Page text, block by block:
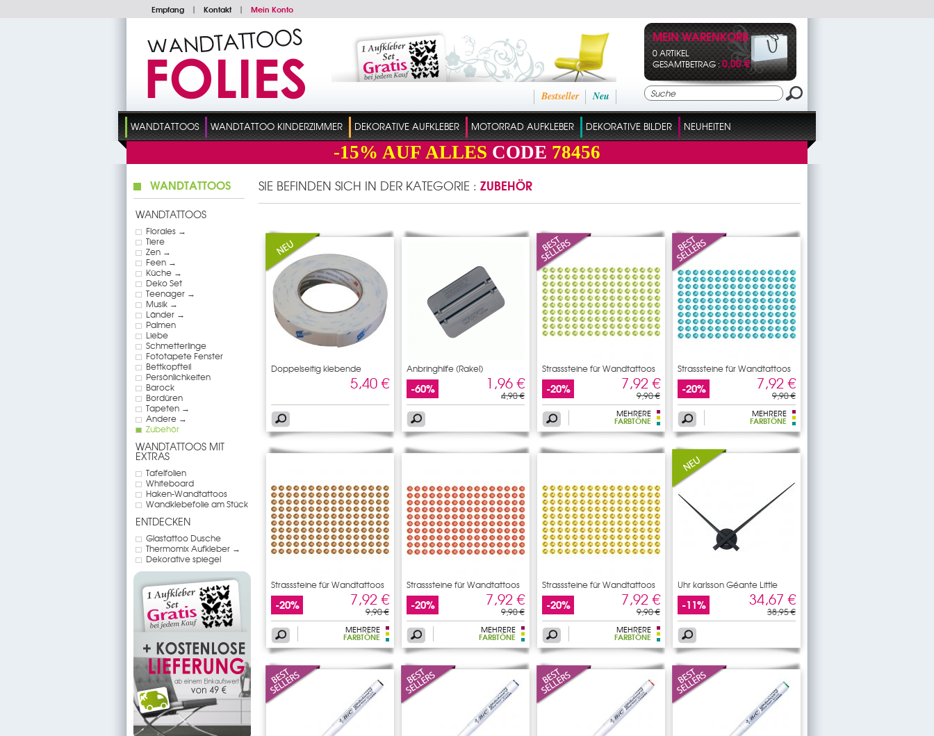
Empfang | Kontakt | Mein Konto
Neu
Bestseller
MEIN WARENKORB
0 ARTIKEL
GESAMTBETRAG :0,00 €
WANDTATTOOS WANDTATTOO KINDERZIMMER DEKORATIVE AUFKLEBER MOTORRAD AUFKLEBER DEKORATIVE BILDER NEUHEITEN
-15% AUF ALLES CODE 78456
WANDTATTOOS
WANDTATTOOS
Florales →
Tiere
Zen →
Feen →
Küche →
Deko Set
Teenager →
Musik →
Länder →
Palmen
Liebe
Schmetterlinge
Fototapete Fenster
Bettkopfteil
Persönlichkeiten
Barock
Bordüren
Tapeten →
Andere →
Zubehör
WANDTATTOOS MIT
EXTRAS
Tafelfolien
Whiteboard
Haken-Wandtattoos
Wandklebefolie am Stück
ENTDECKEN
Glastattoo Dusche
Thermomix Aufkleber →
Dekorative spiegel
SIE BEFINDEN SICH IN DER KATEGORIE : ZUBEHÖR
Doppelseitig klebende
5,40 €
Anbringhilfe (Rakel)
-60% 1,96 €
4,90 €
Strasssteine für Wandtattoos
-20% 7,92 €
9,90 €
MEHRERE
FARBTÖNE
Strasssteine für Wandtattoos
-20% 7,92 €
9,90 €
MEHRERE
FARBTÖNE
Strasssteine für Wandtattoos
-20% 7,92 €
9,90 €
MEHRERE
FARBTÖNE
Strasssteine für Wandtattoos
-20% 7,92 €
9,90 €
MEHRERE
FARBTÖNE
Strasssteine für Wandtattoos
-20% 7,92 €
9,90 €
MEHRERE
FARBTÖNE
Uhr karlsson Géante Little
-11% 34,67 €
38,95 €